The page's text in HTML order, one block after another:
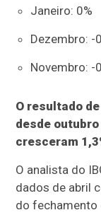
Janeiro: 0%
Dezembro: -
Novembro: -
O resultado
desde
cresceram
O analista do
dados de abril
do fechamento